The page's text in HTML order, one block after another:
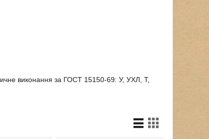
виконання за ГОСТ 15150-69: У, УХЛ, Т,